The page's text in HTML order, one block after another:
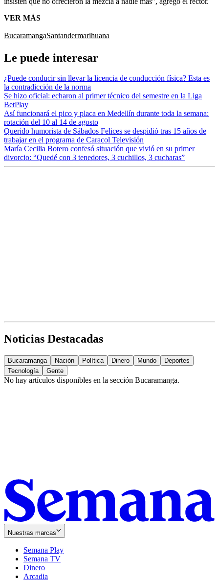
VER MÁS
BucaramangaSantandermarihuana
Le puede interesar
¿Puede conducir sin llevar la licencia de conducción física? Esta es
la contradicción de la norma
Se hizo oficial: echaron al primer técnico del semestre en la Liga
BetPlay
Así funcionará el pico y placa en Medellín durante toda la semana:
rotación del 10 al 14 de agosto
Querido humorista de Sábados Felices se despidió tras 15 años de
trabajar en el programa de Caracol Televisión
María Cecilia Botero confesó situación que vivió en su primer
divorcio: “Quedé con 3 tenedores, 3 cuchillos, 3 cucharas”
Noticias Destacadas
Bucaramanga Nación Política Dinero Mundo
Deportes
Tecnología
Gente
No hay artículos disponibles en la sección Bucaramanga.
Nuestras marcas
Semana Play
Semana TV
Dinero
Arcadia